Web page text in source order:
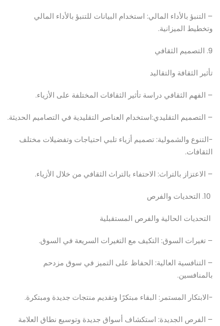
– التنبؤ بالأداء المالي: استخدام البيانات للتنبؤ بالأداء المالي
وتخطيط الميزانية.
9. التصميم الثقافي
تأثير الثقافة والتقاليد
– الفهم الثقافي دراسة تأثير الثقافات المختلفة على الأزياء.
– التصميم التقليدي:استخدام العناصر التقليدية في التصاميم الحديثة.
-التنوع والشمولية: تصميم أزياء تلبي احتياجات وتفضيلات مختلف
الثقافات.
– الاعتزاز بالتراث: الاحتفاء بالتراث الثقافي من خلال الأزياء.
التحديات الحالية والفرص المستقبلية
– تغيرات السوق: التكيف مع التغيرات السريعة في السوق.
– التنافسية العالية: الحفاظ على التميز في سوق مزدحم
بالمنافسين.
-الابتكار المستمر: البقاء مبتكرًا وتقديم منتجات جديدة ومبتكرة.
– الفرص الجديدة: استكشاف أسواق جديدة وتوسيع نطاق العلامة